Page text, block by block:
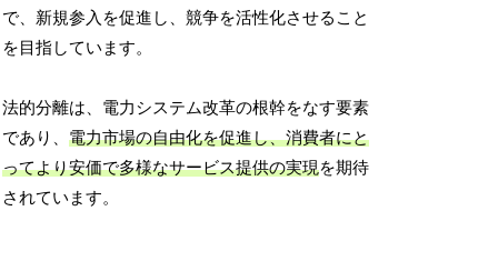
で、新規参入を促進し、競争を活性化させること
を目指しています。
法的分離は、電力システム改革の根幹をなす要素
であり、電力市場の自由化を促進し、消費者にと
ってより安価で多様なサービス提供の実現を期待
されています。